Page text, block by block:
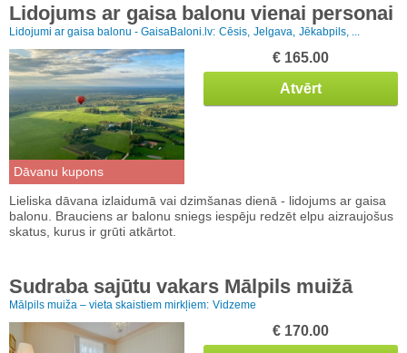
Lidojums ar gaisa balonu vienai personai
Lidojumi ar gaisa balonu - GaisaBaloni.lv: Cēsis, Jelgava, Jēkabpils, ...
Dāvanu kupons
€ 165.00
Atvērt
Lieliska dāvana izlaidumā vai dzimšanas dienā - lidojums ar gaisa
balonu. Brauciens ar balonu sniegs iespēju redzēt elpu aizraujošus
skatus, kurus ir grūti atkārtot.
Sudraba sajūtu vakars Mālpils muižā
Mālpils muiža – vieta skaistiem mirkļiem: Vidzeme
€ 170.00